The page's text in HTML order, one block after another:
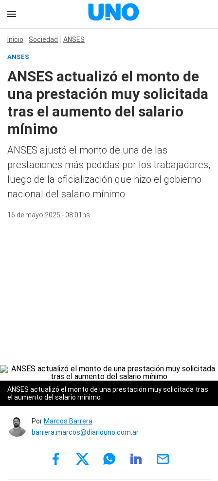
Inicio Sociedad ANSES
ANSES
ANSES actualizó el monto de
una prestación muy solicitada
tras el aumento del salario
mínimo
ANSES ajustó el monto de una de las
prestaciones más pedidas por los trabajadores,
luego de la oficialización que hizo el gobierno
nacional del salario mínimo
16 de mayo 2025 - 08:01hs
ANSES actualizó el monto de una prestación muy solicitada tras
el aumento del salario mínimo
Por Marcos Barrera
barrera.marcos@diariouno.com.ar